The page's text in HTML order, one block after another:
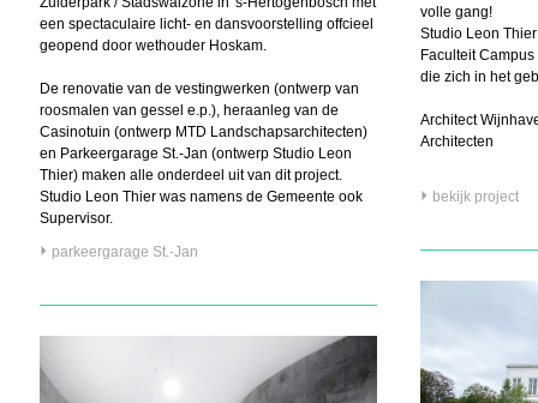
een spectaculaire licht- en dansvoorstelling offcieel
geopend door wethouder Hoskam.
De renovatie van de vestingwerken (ontwerp van
roosmalen van gessel e.p.), heraanleg van de
Casinotuin (ontwerp MTD Landschapsarchitecten)
en Parkeergarage St.-Jan (ontwerp Studio Leon
Thier) maken alle onderdeel uit van dit project.
Studio Leon Thier was namens de Gemeente ook
Supervisor.
parkeergarage St.-Jan
volle gang!
Studio Leon
Faculteit
die zich in het
Architect
Architecten
bekijk project